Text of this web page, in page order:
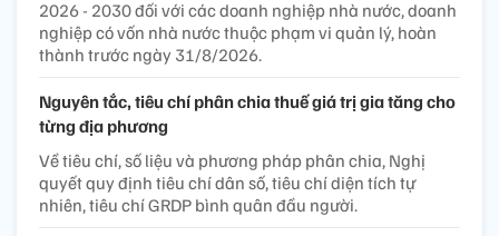
2026 - 2030 đối với các doanh nghiệp nhà nước, doanh
nghiệp có vốn nhà nước thuộc phạm vi quản lý, hoàn
thành trước ngày 31/8/2026.
Nguyên tắc, tiêu chí phân chia thuế giá trị gia tăng cho
từng địa phương
Về tiêu chí, số liệu và phương pháp phân chia, Nghị
quyết quy định tiêu chí dân số, tiêu chí diện tích tự
nhiên, tiêu chí GRDP bình quân đầu người.